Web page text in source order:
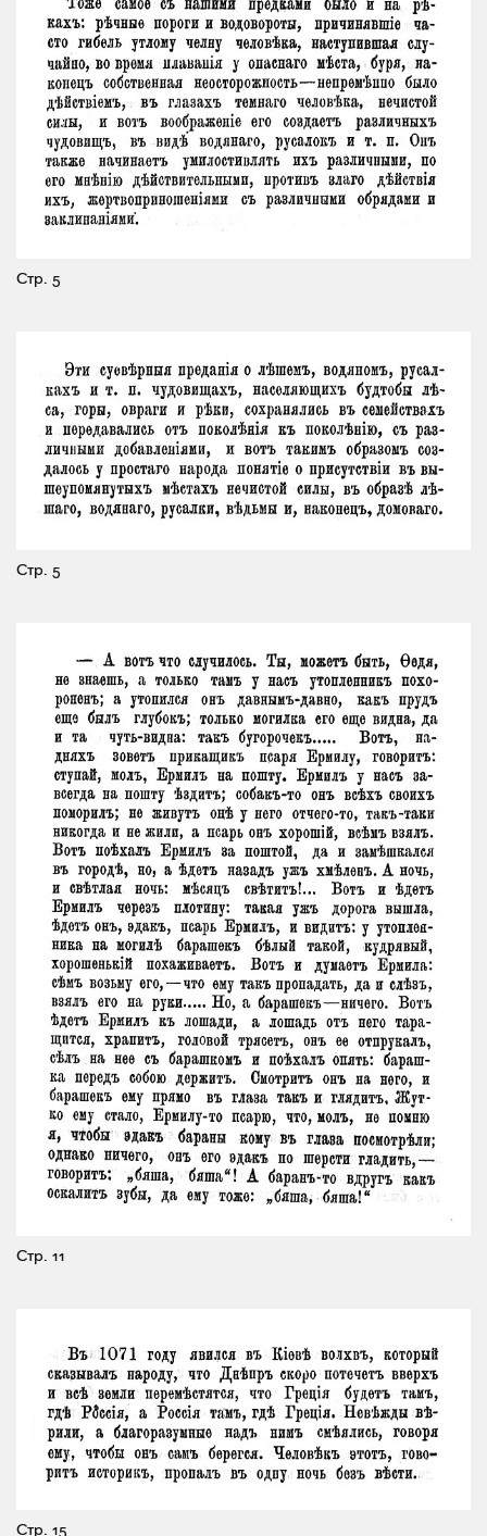
Стр. 5
Стр. 5
Стр. 11
Стр. 15